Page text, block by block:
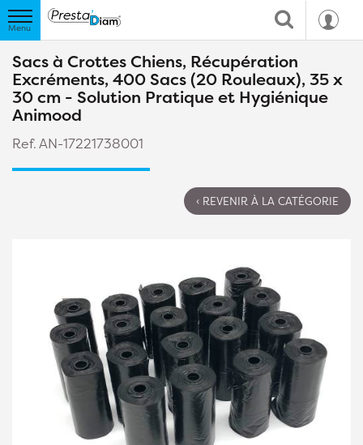
Sacs à Crottes Chiens, Récupération
Excréments, 400 Sacs (20 Rouleaux), 35 x
30 cm - Solution Pratique et Hygiénique
Animood
Ref. AN-17221738001
‹ REVENIR À LA CATÉGORIE